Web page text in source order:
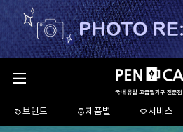
브랜드 제품별 서비스